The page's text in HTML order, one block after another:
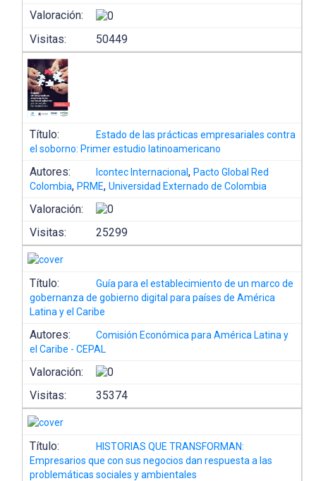
Valoración:
Visitas:
50449
Título:
Estado de las prácticas empresariales contra
el soborno: Primer estudio latinoamericano
Autores: Icontec Internacional,Pacto Global Red
Colombia,PRME,Universidad Externado de Colombia
Valoración:
Visitas:
25299
Título:
Guía para el establecimiento de un marco de
gobernanza de gobierno digital para países de América
Latina y el Caribe
Autores:
Comisión Económica para América Latina y
el Caribe - CEPAL
Valoración:
Visitas:
35374
Título:
HISTORIAS QUE TRANSFORMAN:
Empresarios que con sus negocios dan respuesta a las
problemáticas sociales y ambientales